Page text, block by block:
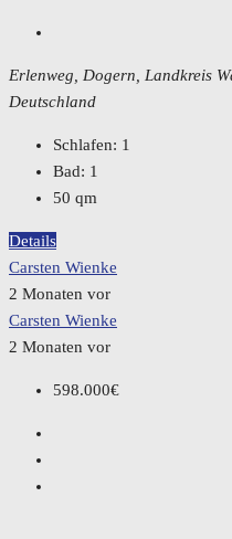
Erlenweg, Dogern, Landkreis
Deutschland
Schlafen: 1
Bad: 1
50 qm
Details
Carsten Wienke
2 Monaten vor
Carsten Wienke
2 Monaten vor
598.000€